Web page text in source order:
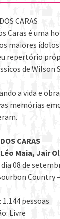
CARAS
Caras é uma
maiores
repertório
de Wilson
a vida e
memórias
CARAS
Maia, Jair
08 de
Country
1.144 pessoas
Livre